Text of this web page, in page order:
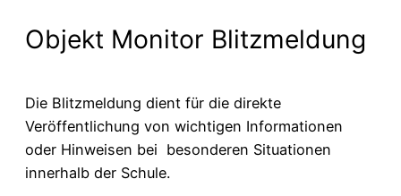
Objekt Monitor Blitzmeldung
Die Blitzmeldung dient für die direkte
Veröffentlichung von wichtigen Informationen
oder Hinweisen bei besonderen Situationen
innerhalb der Schule.